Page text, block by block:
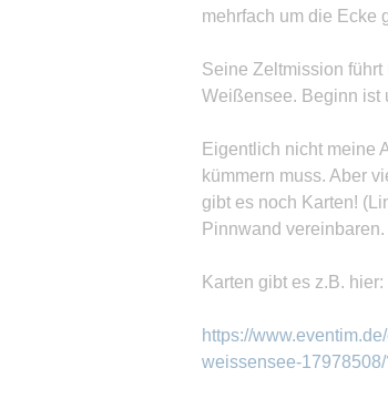
mehrfach um die Ecke
Seine Zeltmission
Weißensee. Beginn ist
Eigentlich nicht meine
kümmern muss. Aber
gibt es noch Karten!
Pinnwand vereinbaren.
Karten gibt es z.B. hier:
https://
weissensee-